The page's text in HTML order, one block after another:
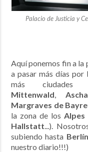
Palacio de Justicia y
Aquí ponemos fin a la
a pasar más días por
más ciudades
Mittenwald
Margraves de
la zona de los Alpes
Hallstatt ...).
subiendo hasta Berlín
nuestro diario!!!)